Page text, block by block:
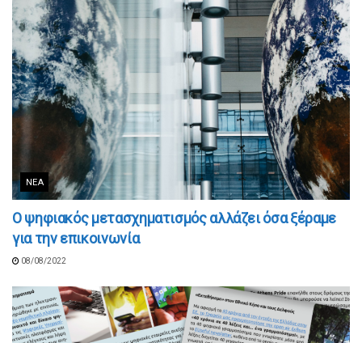
ΝΈΑ
Ο ψηφιακός μετασχηματισμός αλλάζει όσα ξέραμε
για την επικοινωνία
08/08/2022